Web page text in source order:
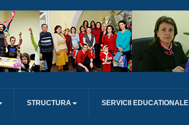
STRUCTURA SERVICII EDUCATIONALE